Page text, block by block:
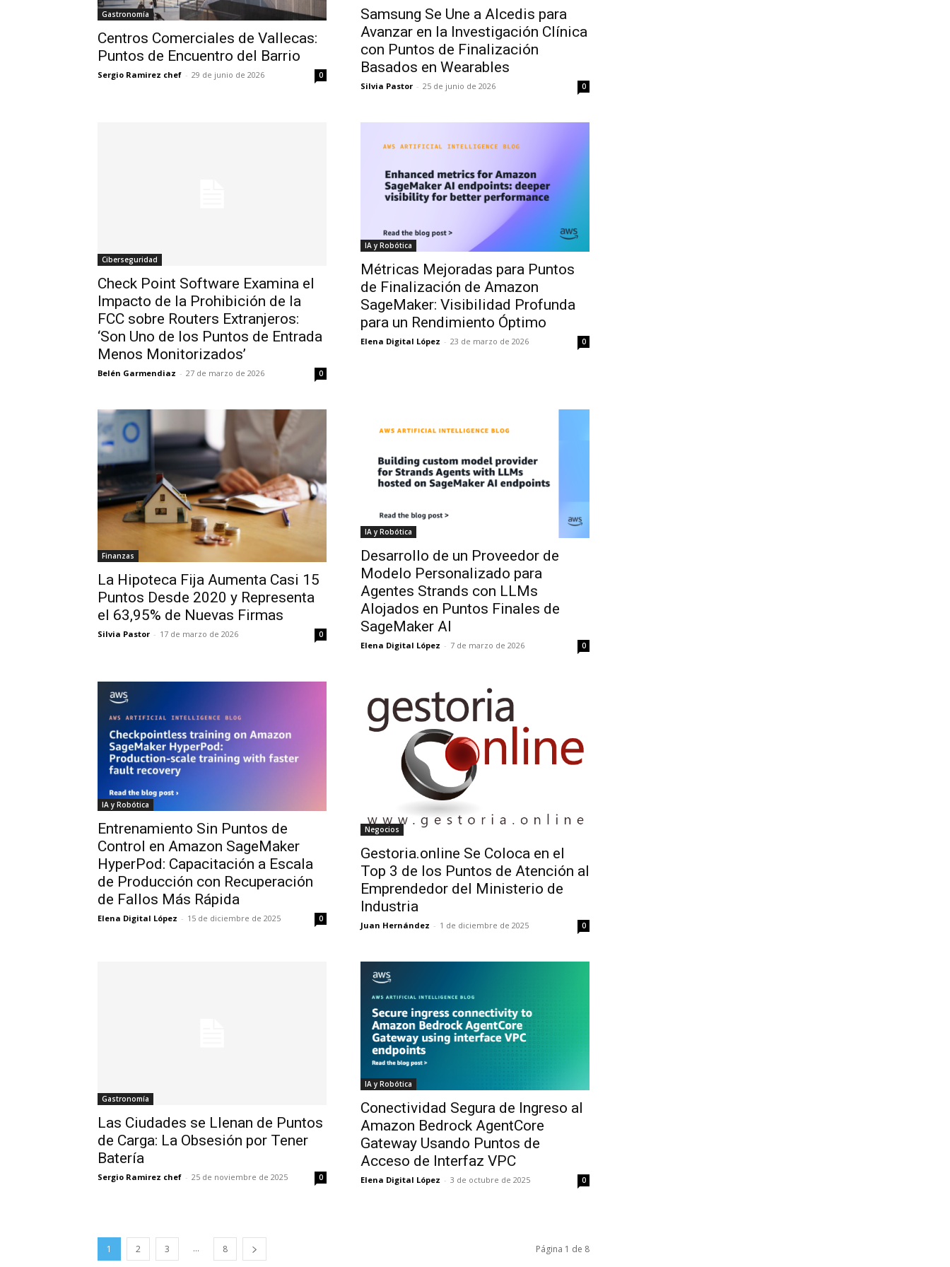
Gastronomía
Centros Comerciales de Vallecas:
Puntos de Encuentro del Barrio
Sergio Ramirez chef - 29 de junio de 2026 0
Samsung Se Une a Alcedis para
Avanzar en la Investigación Clínica
con Puntos de Finalización
Basados en Wearables
Silvia Pastor - 25 de junio de 2026 0
Ciberseguridad
Check Point Software Examina el
Impacto de la Prohibición de la
FCC sobre Routers Extranjeros:
‘Son Uno de los Puntos de Entrada
Menos Monitorizados’
Belén Garmendiaz - 27 de marzo de 2026 0
IA y Robótica
Métricas Mejoradas para Puntos
de Finalización de Amazon
SageMaker: Visibilidad Profunda
para un Rendimiento Óptimo
Elena Digital López - 23 de marzo de 2026 0
Finanzas
La Hipoteca Fija Aumenta Casi 15
Puntos Desde 2020 y Representa
el 63,95% de Nuevas Firmas
Silvia Pastor - 17 de marzo de 2026 0
IA y Robótica
Desarrollo de un Proveedor de
Modelo Personalizado para
Agentes Strands con LLMs
Alojados en Puntos Finales de
SageMaker AI
Elena Digital López - 7 de marzo de 2026 0
IA y Robótica
Entrenamiento Sin Puntos de
Control en Amazon SageMaker
HyperPod: Capacitación a Escala
de Producción con Recuperación
de Fallos Más Rápida
Elena Digital López - 15 de diciembre de 2025 0
Negocios
Gestoria.online Se Coloca en el
Top 3 de los Puntos de Atención al
Emprendedor del Ministerio de
Industria
Juan Hernández - 1 de diciembre de 2025 0
Gastronomía
Las Ciudades se Llenan de Puntos
de Carga: La Obsesión por Tener
Batería
Sergio Ramirez chef - 25 de noviembre de 2025 0
IA y Robótica
Conectividad Segura de Ingreso al
Amazon Bedrock AgentCore
Gateway Usando Puntos de
Acceso de Interfaz VPC
Elena Digital López - 3 de octubre de 2025 0
1 2 3 ... 8 Página 1 de 8